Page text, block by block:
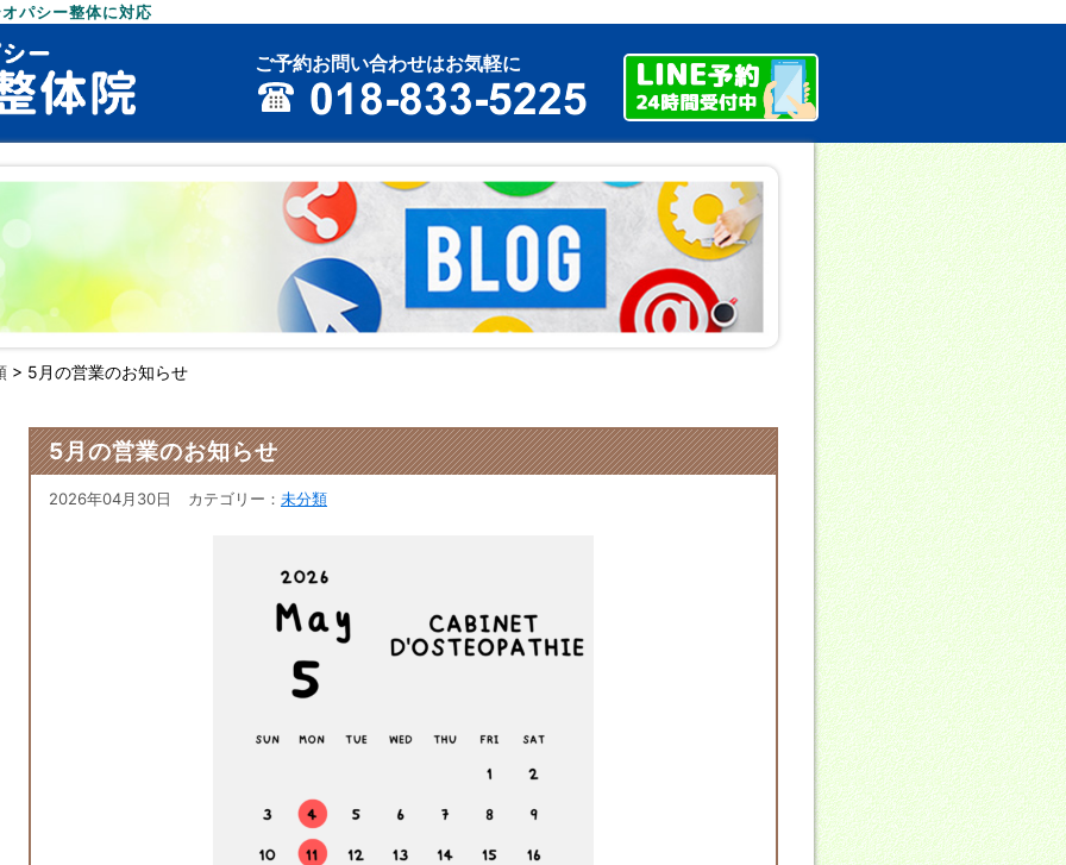
パシー整体に対応
ご予約お問い合わせはお気軽に
> 5月の営業のお知らせ
5月の営業のお知らせ
2026年04月30日 カテゴリー： 未分類